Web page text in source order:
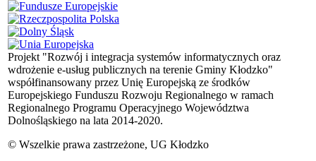
Projekt "Rozwój i integracja systemów informatycznych oraz
wdrożenie e-usług publicznych na terenie Gminy Kłodzko"
współfinansowany przez Unię Europejską ze środków
Europejskiego Funduszu Rozwoju Regionalnego w ramach
Regionalnego Programu Operacyjnego Województwa
Dolnośląskiego na lata 2014-2020.
© Wszelkie prawa zastrzeżone, UG Kłodzko